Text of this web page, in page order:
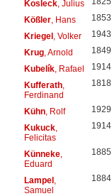
Kosleck, Julius
Kößler, Hans 1853
Kriegel, Volker 1943
Krug, Arnold 1849
Kubelík, Rafael 1914
Kufferath,
Ferdinand
1818
Kühn, Rolf 1929
Kukuck,
Felicitas
1914
Künneke,
Eduard
1885
Lampel,
Samuel
1884